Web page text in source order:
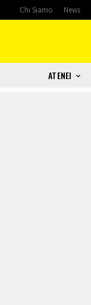
Chi Siamo News
ATENEI